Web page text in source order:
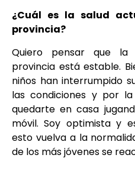
¿Cuál es la salud
provincia?
Quiero pensar que
provincia está estable.
niños han interrumpido
las condiciones y por
quedarte en casa
móvil. Soy optimista y
esto vuelva a la
de los más jóvenes se